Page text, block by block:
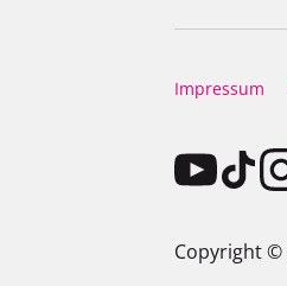
Impressum
Copyright ©